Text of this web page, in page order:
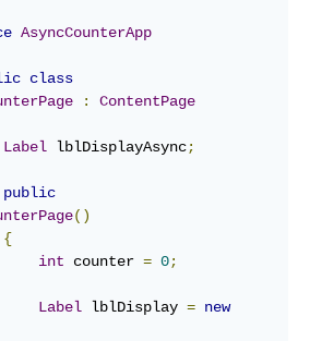
AsyncCounterApp
class
:
ContentPage
Label lblDisplayAsync;
public
()
{
int counter = 0;
Label lblDisplay = new